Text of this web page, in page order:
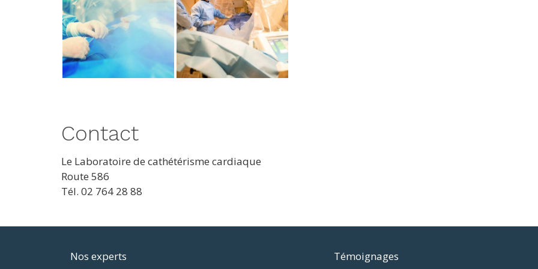
Contact
Le Laboratoire de cathétérisme cardiaque
Route 586
Tél. 02 764 28 88
Footer
Nos experts
Témoignages